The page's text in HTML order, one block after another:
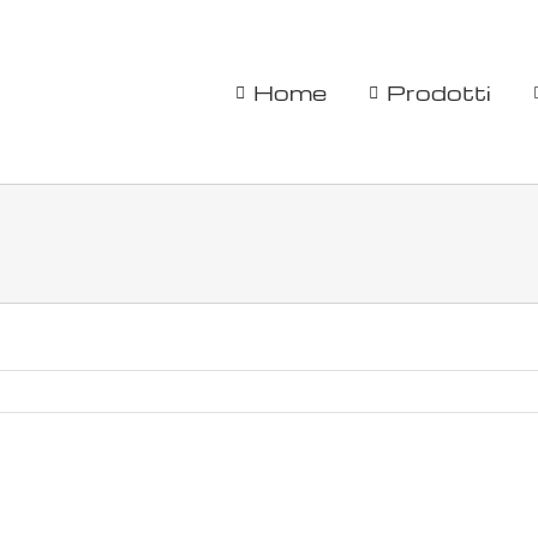
Home Prodotti